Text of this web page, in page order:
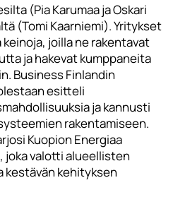
(Pia Karumaa ja Oskari
(Tomi Kaarniemi). Yritykset
joilla ne rakentavat
ja hakevat kumppaneita
Business Finlandin
esitteli
ja kannusti
rakentamiseen.
Kuopion Energiaa
joka valotti alueellisten
kehityksen